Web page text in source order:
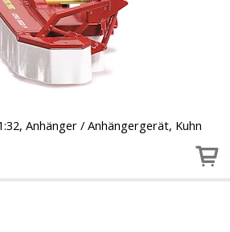
Anhänger / Anhängergerät, Kuhn